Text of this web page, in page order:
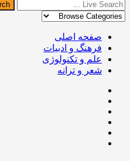
صفحه اصلی
فرهنگ و ادبیات
علم و تکنولوژی
شعر و ترانه